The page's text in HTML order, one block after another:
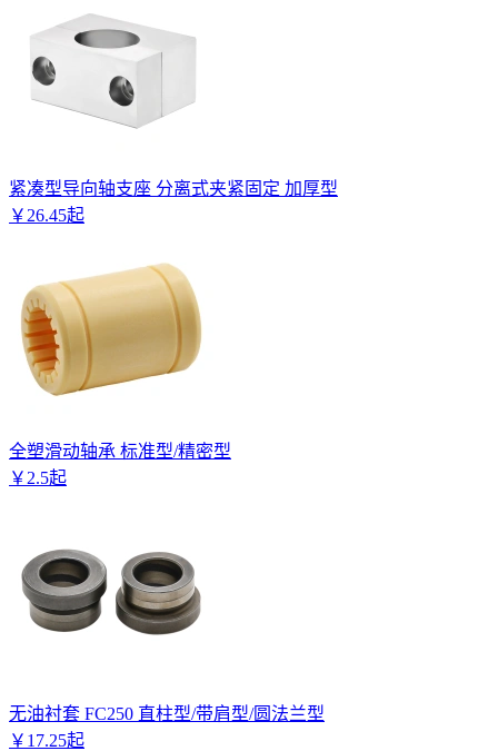
紧凑型导向轴支座 分离式夹紧固定 加厚型
￥ 26.45起
全塑滑动轴承 标准型/精密型
￥ 2.5起
无油衬套 FC250 直柱型/带肩型/圆法兰型
￥ 17.25起